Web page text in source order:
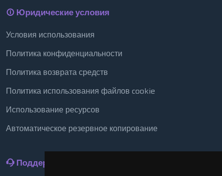
Юридические условия
Условия использования
Политика конфиденциальности
Политика возврата средств
Политика использования файлов cookie
Использование ресурсов
Автоматическое резервное копирование
Поддержка